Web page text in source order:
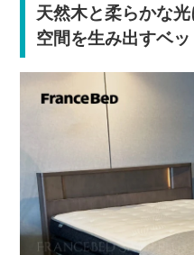
天然木と柔らかな
空間を生み出すベ